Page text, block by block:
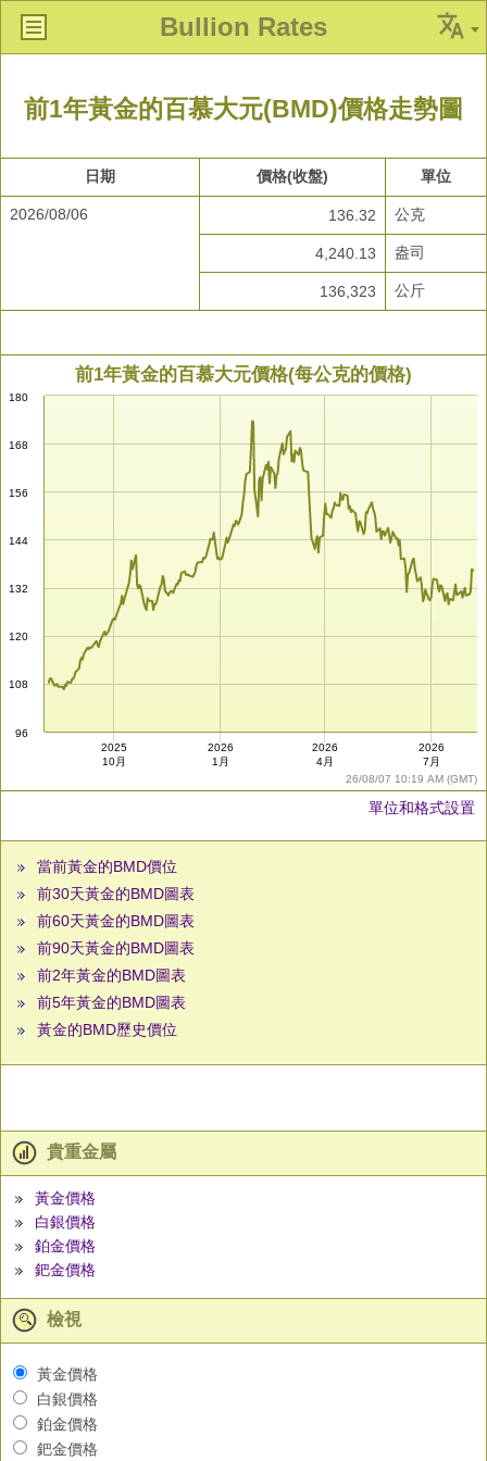
Bullion Rates
前1年黃金的百慕大元(BMD)價格走勢圖
日期 價格(收盤) 單位
2026/08/06 136.32 公克
4,240.13 盎司
136,323 公斤
26/08/07 10:19 AM (GMT)
前1年黃金的百慕大元價格(每公克的價格)
96
108
120
132
144
156
168
180
2025
10月
2026
1月
2026
4月
2026
7月
單位和格式設置
當前黃金的BMD價位
前30天黃金的BMD圖表
前60天黃金的BMD圖表
前90天黃金的BMD圖表
前2年黃金的BMD圖表
前5年黃金的BMD圖表
黃金的BMD歷史價位
貴重金屬
黃金價格
白銀價格
鉑金價格
鈀金價格
檢視
黃金價格
白銀價格
鉑金價格
鈀金價格